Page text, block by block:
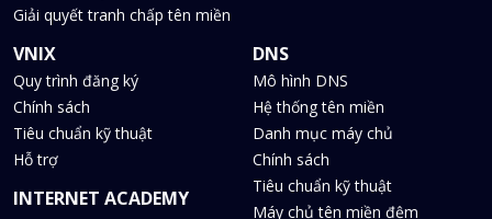
Giải quyết tranh chấp tên miền
VNIX
Quy trình đăng ký
Chính sách
Tiêu chuẩn kỹ thuật
Hỗ trợ
INTERNET ACADEMY
DNS
Mô hình DNS
Hệ thống tên miền
Danh mục máy chủ
Chính sách
Tiêu chuẩn kỹ thuật
Máy chủ tên miền đệm